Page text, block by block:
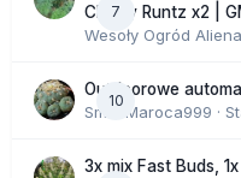
7
Cherry Runtz x2 |
Wesoły Ogród Aliena
10
Outdoorowe
SmakMaroca999 ·
3x mix Fast Buds,